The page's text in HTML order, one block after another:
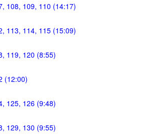
108, 109, 110 (14:17)
113, 114, 115 (15:09)
119, 120 (8:55)
(12:00)
125, 126 (9:48)
129, 130 (9:55)